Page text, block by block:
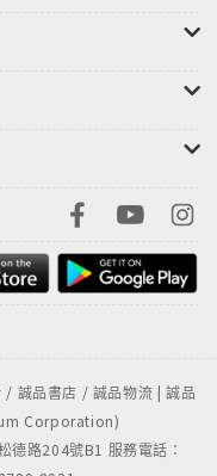
有福了！重新撿回
亮眼登場
現用的生活韓國語
編寫！
字系統簡潔易懂，添
的學習習慣。
誠品書店 / 誠品物流 | 誠品
Corporation)
德路204號B1 服務電話：